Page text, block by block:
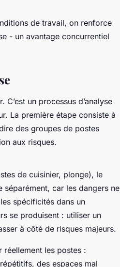
de travail, on renforce
- un avantage concurrentiel
un processus d’analyse
La première étape consiste à
des groupes de postes
aux risques.
de cuisinier, plonge), le
séparément, car les dangers ne
spécificités dans un
se produisent : utiliser un
à côté de risques majeurs.
réellement les postes :
des espaces mal